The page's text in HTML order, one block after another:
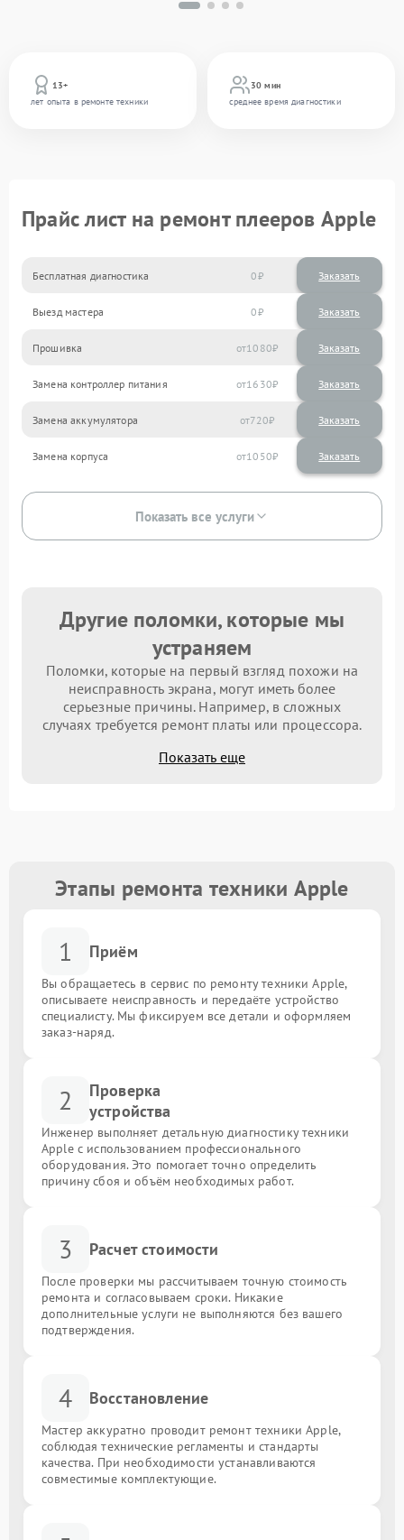
13+
лет опыта в ремонте техники
30 мин
среднее время диагностики
Прайс лист на ремонт плееров Apple
Бесплатная диагностика 0 Заказать
Выезд мастера 0 Заказать
Прошивка 1080
Замена контроллер питания 1630
Замена аккумулятора 720
Замена корпуса 1050
Показать все услуги
Другие поломки, которые мы
устраняем
Поломки, которые на первый взгляд похожи на
неисправность экрана, могут иметь более
серьезные причины. Например, в сложных
случаях требуется ремонт платы или процессора.
Показать еще
Этапы ремонта техники Apple
1 Приём
Вы обращаетесь в сервис по ремонту техники Apple,
описываете неисправность и передаёте устройство
специалисту. Мы фиксируем все детали и оформляем
заказ-наряд.
2
Проверка
устройства
Инженер выполняет детальную диагностику техники
Apple с использованием профессионального
оборудования. Это помогает точно определить
причину сбоя и объём необходимых работ.
3 Расчет стоимости
После проверки мы рассчитываем точную стоимость
ремонта и согласовываем сроки. Никакие
дополнительные услуги не выполняются без вашего
подтверждения.
4 Восстановление
Мастер аккуратно проводит ремонт техники Apple,
соблюдая технические регламенты и стандарты
качества. При необходимости устанавливаются
совместимые комплектующие.